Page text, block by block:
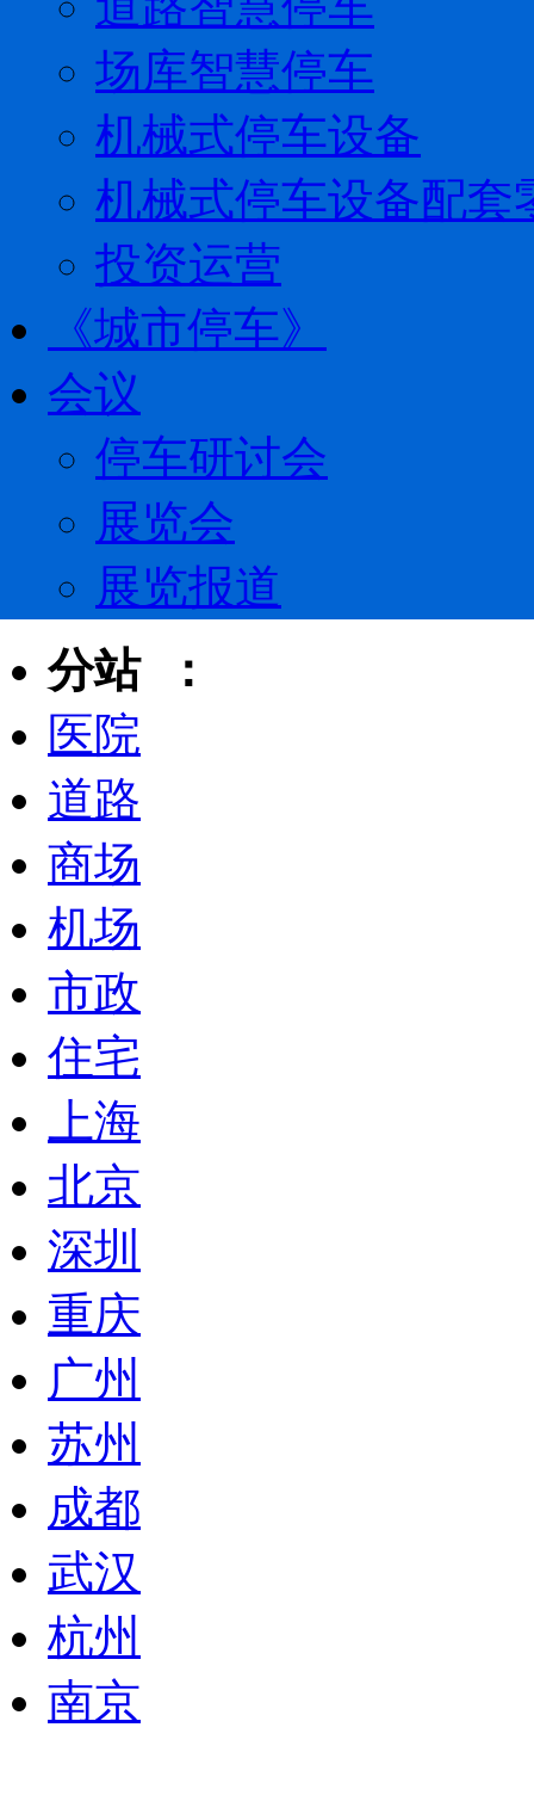
场库智慧停车
机械式停车设备
机械式停车设备配套
投资运营
《城市停车》
会议
停车研讨会
展览会
展览报道
分站 ：
医院
道路
商场
机场
市政
住宅
上海
北京
深圳
重庆
广州
苏州
成都
武汉
杭州
南京